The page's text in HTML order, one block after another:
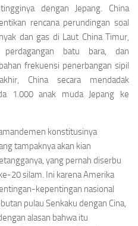
dengan Jepang. China
rencana perundingan soal
dan gas di Laut China Timur,
perdagangan batu bara, dan
frekuensi penerbangan sipil
China secara mendadak
1.000 anak muda Jepang ke
konstitusinya
tampaknya akan kian
yang pernah diserbu
20 silam. Ini karena Amerika
kepentingan nasional
pulau Senkaku dengan Cina,
alasan bahwa itu